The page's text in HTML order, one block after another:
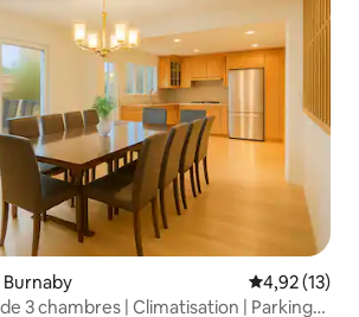
Burnaby Évaluation
4,92 (13)
3 chambres | Climatisation | Parking